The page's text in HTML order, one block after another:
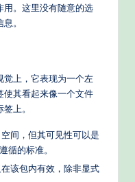
用。这里没有随意的选
。
觉上，它表现为一个左
使其看起来像一个文件
上。
间，但其可见性可以是
循的标准。
该包内有效，除非显式